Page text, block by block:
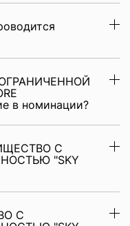
в номинации?
С
"SKY
С